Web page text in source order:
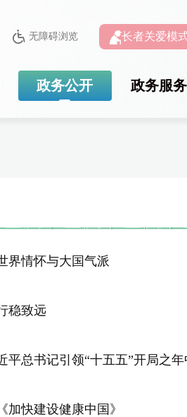
无障碍浏览 长者关爱模
政务公开 政务服务
界情怀与大国气派
稳致远
书记引领“十五五”开局之年中
加快建设健康中国》